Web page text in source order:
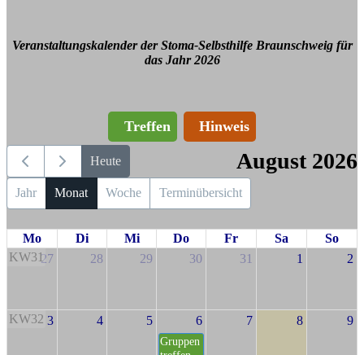
Veranstaltungskalender der Stoma-Selbsthilfe Braunschweig für
das Jahr 2026
Treffen Hinweis
Heute August 2026
Jahr Monat Woche Terminübersicht
Mo Di Mi Do Fr Sa
So
KW3127 28 29 30 31 1 2
KW32 3 4 5 6
Gruppen
7 8 9